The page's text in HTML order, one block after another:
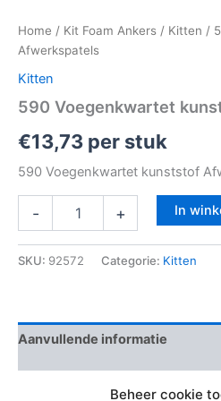
Beheer cookie
Home / Kit Foam Ankers / Kitten /
Afwerkspatels
Kitten
590 Voegenkwartet
€13,73 per stuk
590 Voegenkwartet kunststof
- + In
SKU: 92572 Categorie: Kitten
Aanvullende informatie
Beoordelingen (0)